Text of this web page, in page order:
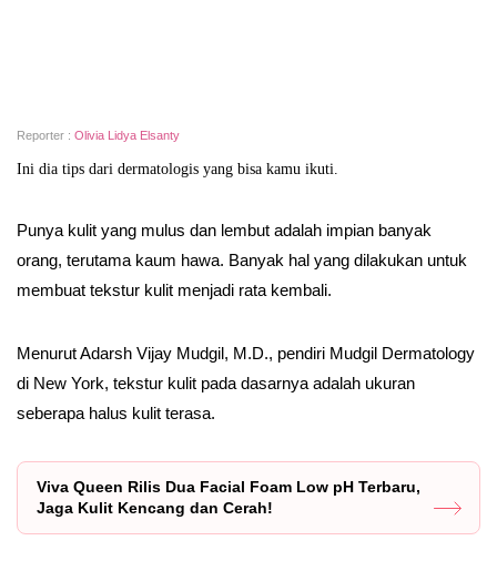
Reporter : Olivia Lidya Elsanty
Ini dia tips dari dermatologis yang bisa kamu ikuti.
Punya kulit yang mulus dan lembut adalah impian banyak
orang, terutama kaum hawa. Banyak hal yang dilakukan untuk
membuat tekstur kulit menjadi rata kembali.
Menurut Adarsh Vijay Mudgil, M.D., pendiri Mudgil Dermatology
di New York, tekstur kulit pada dasarnya adalah ukuran
seberapa halus kulit terasa.
Viva Queen Rilis Dua Facial Foam Low pH Terbaru,
Jaga Kulit Kencang dan Cerah!